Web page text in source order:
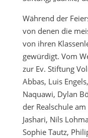
Während der
von denen die
von ihren
gewürdigt. Vom
zur Ev. Stiftung
Abbas, Luis
Naquawi, Dylan
der Realschule
Jashari, Nils
Sophie Tautz,